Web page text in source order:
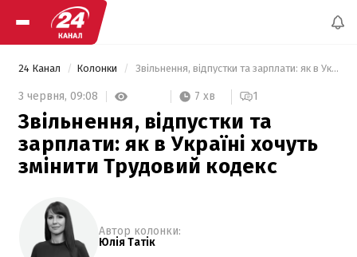
24 Канал Колонки Звільнення, відпустки та зарплати: як в Україні хочуть змінити Трудовий кодекс
3 червня, 09:08 7 хв 1
Звільнення, відпустки та
зарплати: як в Україні хочуть
змінити Трудовий кодекс
Автор колонки:
Юлія Татік